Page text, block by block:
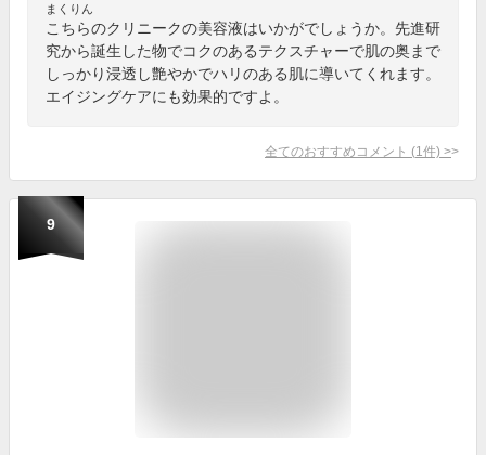
まくりん
こちらのクリニークの美容液はいかがでしょうか。先進研
究から誕生した物でコクのあるテクスチャーで肌の奥まで
しっかり浸透し艶やかでハリのある肌に導いてくれます。
エイジングケアにも効果的ですよ。
全てのおすすめコメント (1 件) >
9